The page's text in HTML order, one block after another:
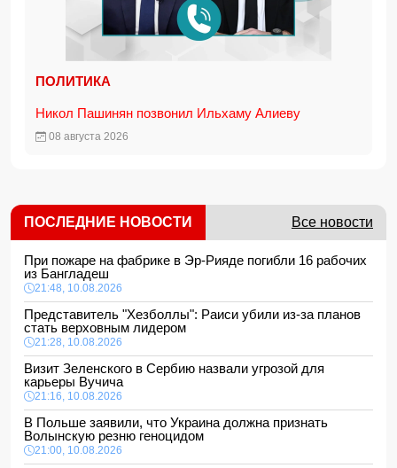
ПОЛИТИКА
Никол Пашинян позвонил Ильхаму Алиеву
08 августа 2026
ПОСЛЕДНИЕ НОВОСТИ Все новости
При пожаре на фабрике в Эр-Рияде погибли 16 рабочих
из Бангладеш
21:48, 10.08.2026
Представитель "Хезболлы": Раиси убили из-за планов
стать верховным лидером
21:28, 10.08.2026
Визит Зеленского в Сербию назвали угрозой для
карьеры Вучича
21:16, 10.08.2026
В Польше заявили, что Украина должна признать
Волынскую резню геноцидом
21:00, 10.08.2026